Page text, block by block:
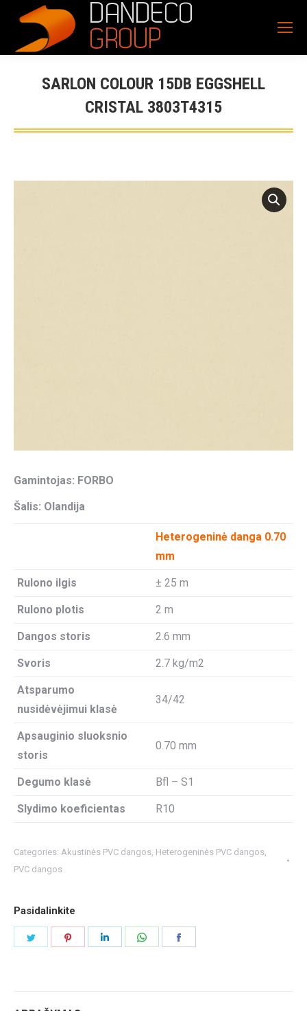
SARLON COLOUR 15DB EGGSHELL
CRISTAL 3803T4315
Gamintojas: FORBO
Šalis: Olandija
Heterogeninė danga 0.70
mm
Rulono ilgis ± 25 m
Rulono plotis 2 m
Dangos storis 2.6 mm
Svoris 2.7 kg/m2
Atsparumo
nusidėvėjimui klasė
34/42
Apsauginio sluoksnio
storis
0.70 mm
Degumo klasė Bfl – S1
Slydimo koeficientas R10
Categories: Akustinės PVC dangos Heterogeninės PVC dangos
PVC dangos
Pasidalinkite